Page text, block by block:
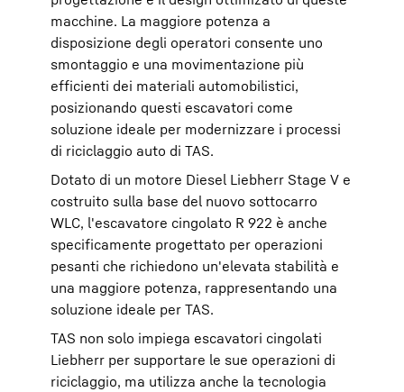
macchine. La maggiore potenza a
disposizione degli operatori consente uno
smontaggio e una movimentazione più
efficienti dei materiali automobilistici,
posizionando questi escavatori come
soluzione ideale per modernizzare i processi
di riciclaggio auto di TAS.
Dotato di un motore Diesel Liebherr Stage V e
costruito sulla base del nuovo sottocarro
WLC, l'escavatore cingolato R 922 è anche
specificamente progettato per operazioni
pesanti che richiedono un'elevata stabilità e
una maggiore potenza, rappresentando una
soluzione ideale per TAS.
TAS non solo impiega escavatori cingolati
Liebherr per supportare le sue operazioni di
riciclaggio, ma utilizza anche la tecnologia